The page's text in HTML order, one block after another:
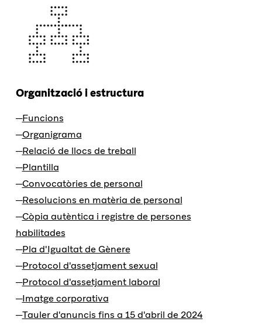
Organització i estructura
Funcions
Organigrama
Relació de llocs de treball
Plantilla
Convocatòries de personal
Resolucions en matèria de personal
Còpia autèntica i registre de persones
habilitades
Pla d'Igualtat de Gènere
Protocol d'assetjament sexual
Protocol d'assetjament laboral
Imatge corporativa
Tauler d'anuncis fins a 15 d'abril de 2024